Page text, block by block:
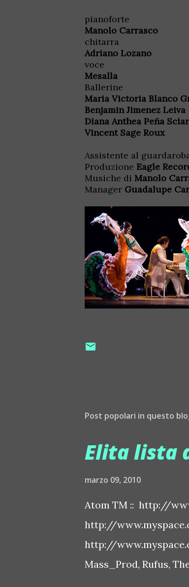
pianoforte
Manolo Carrasco
chitarra
Adriano Lozano
voce
Mesalla
Ballerine
Maria Victoria Blanco
Benjamin Jimenez Leiva
Diana Anthea Peña
Vincent Sage Roux
Assistente al
Produzione Eagle
Musiche di Manolo
Manager Guadalupe
Post popolari in questo
Elita lista
marzo 09, 2010
Atom TM :: http://
http://
http://
Mass_Prod, Rufus,